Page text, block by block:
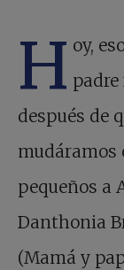
H oy,
padre
después de
mudáramos
pequeños a
Danthonia
(Mamá y